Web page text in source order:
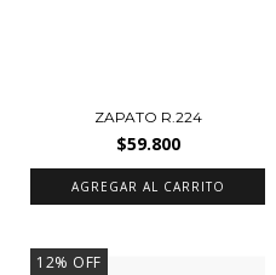
ZAPATO R.224
$59.800
AGREGAR AL CARRITO
12% OFF